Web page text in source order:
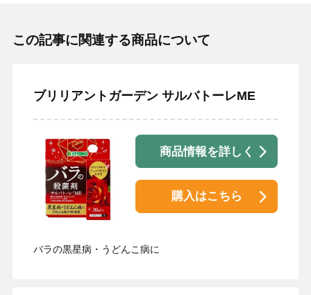
この記事に関連する商品について
ブリリアントガーデン サルバトーレME
商品情報を詳しく
購入はこちら
バラの黒星病・うどんこ病に